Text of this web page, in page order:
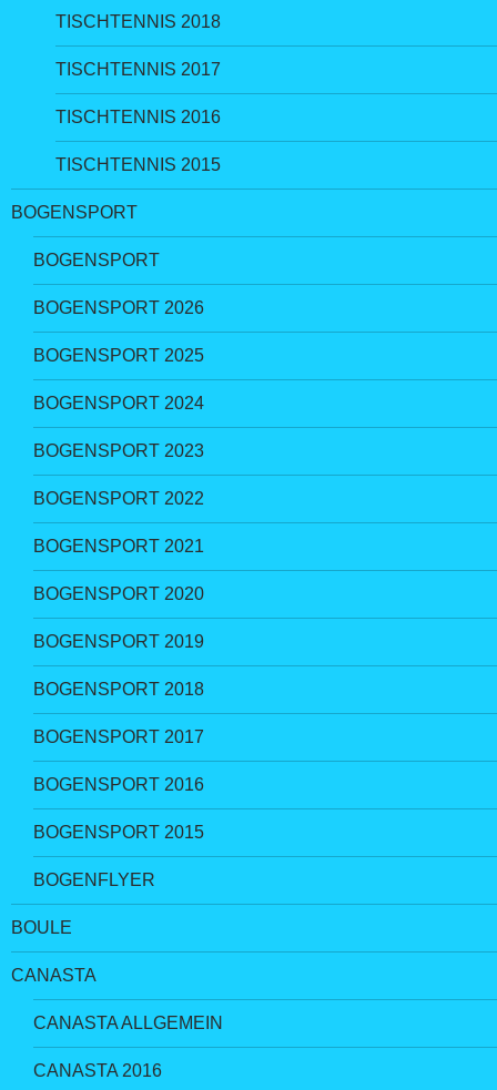
TISCHTENNIS 2018
TISCHTENNIS 2017
TISCHTENNIS 2016
TISCHTENNIS 2015
BOGENSPORT
BOGENSPORT
BOGENSPORT 2026
BOGENSPORT 2025
BOGENSPORT 2024
BOGENSPORT 2023
BOGENSPORT 2022
BOGENSPORT 2021
BOGENSPORT 2020
BOGENSPORT 2019
BOGENSPORT 2018
BOGENSPORT 2017
BOGENSPORT 2016
BOGENSPORT 2015
BOGENFLYER
BOULE
CANASTA
CANASTA ALLGEMEIN
CANASTA 2016